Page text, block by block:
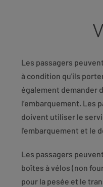
Les passagers
à condition qu'ils
également demander
l’embarquement. Les
doivent utiliser le
l'embarquement et le
Les passagers
boîtes à vélos (non
pour la pesée et le